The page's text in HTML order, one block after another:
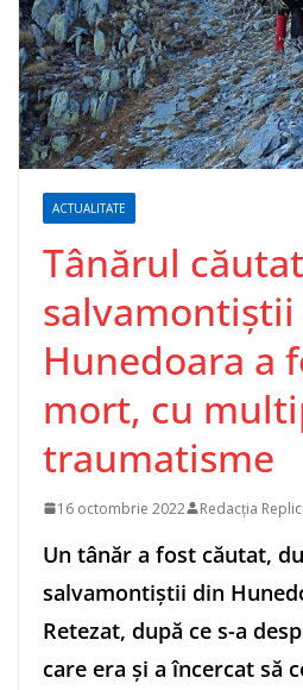
ACTUALITATE
Tânărul
Hunedoara a
mort, cu
traumatisme
16 octombrie 2022 Redacția
Un tânăr a fost căutat,
salvamontiştii din
Retezat, după ce s-a
care era şi a încercat să